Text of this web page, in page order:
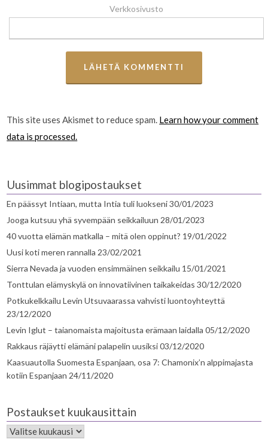
Verkkosivusto
This site uses Akismet to reduce spam. Learn how your comment
data is processed.
Uusimmat blogipostaukset
En päässyt Intiaan, mutta Intia tuli luokseni30/01/2023
Jooga kutsuu yhä syvempään seikkailuun 28/01/2023
40 vuotta elämän matkalla – mitä olen oppinut? 19/01/2022
Uusi koti meren rannalla 23/02/2021
Sierra Nevada ja vuoden ensimmäinen seikkailu 15/01/2021
Tonttulan elämyskylä on innovatiivinen taikakeidas 30/12/2020
Potkukelkkailu Levin Utsuvaarassa vahvisti luontoyhteyttä
23/12/2020
Levin Iglut – taianomaista majoitusta erämaan laidalla 05/12/2020
Rakkaus räjäytti elämäni palapelin uusiksi03/12/2020
Kaasuautolla Suomesta Espanjaan, osa 7: Chamonix’n alppimajasta
kotiin Espanjaan 24/11/2020
Postaukset kuukausittain